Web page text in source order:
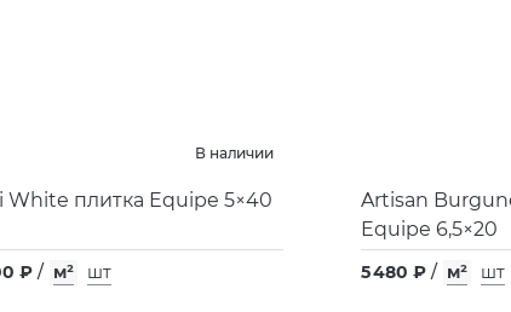
В наличии
White плитка Equipe 5×40
₽ / м² шт
Artisan
Equipe 6,5×20
5 480 ₽ / м² шт